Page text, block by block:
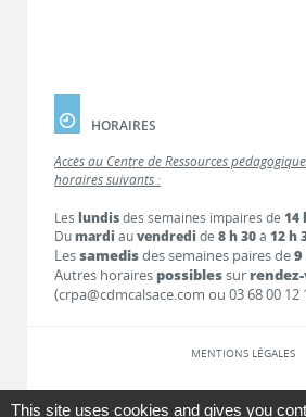
HORAIRES
Accès au Centre de Ressources
horaires suivants :
Les lundisdes semaines impaires de 14
Dumardi auvendredi de 8 h 30à 12 h
Lessamedisdes semaines paires de9
Autres horaires possiblessur
(crpa@cdmcalsace.com ou 03 68 00 12
MENTIONS LÉGALES
LIENS
This site uses cookies and gives you